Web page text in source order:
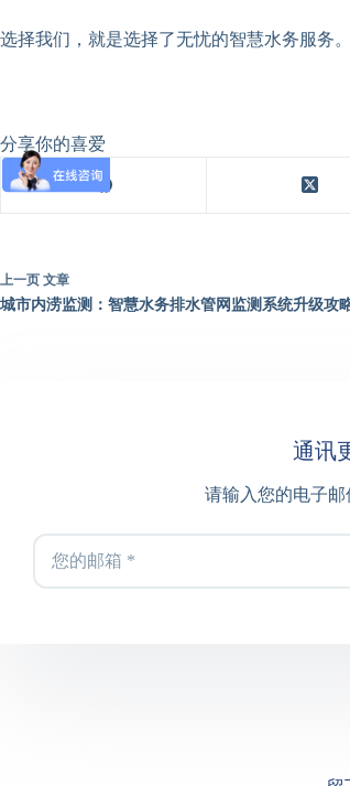
选择我们，就是选择了无忧的智慧水务服务
分享你的喜爱
上一页 文章
城市内涝监测：智慧水务排水管网监测系统升级攻
通讯
请输入您的电子